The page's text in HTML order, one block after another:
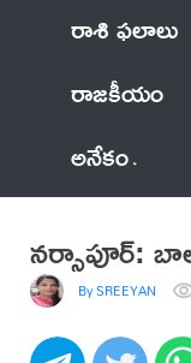
రాశి ఫలాలు
రాజకీయం
అనేకం
నర్సాపూర్:
By SREEYAN